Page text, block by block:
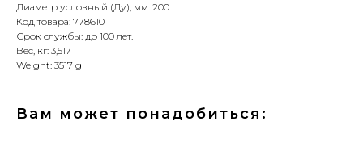
Диаметр условный (Ду), мм: 200
Код товара: 778610
Срок службы: до 100 лет.
Вес, кг: 3,517
Weight: 3517 g
Вам может понадобиться: